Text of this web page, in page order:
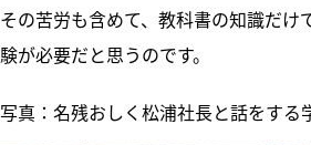
その苦労も含めて、教科書の知識だけ
験が必要だと思うのです。
写真：名残おしく松浦社長と話をする